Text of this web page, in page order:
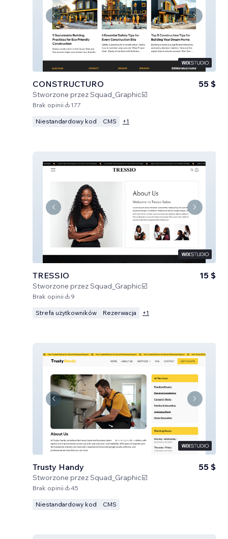
CONSTRUCTURO
Stworzone przezSquad_Graphic☑️
55 $
Brak opinii 177
Niestandardowy kod CMS +1
TRESSIO
Stworzone przezSquad_Graphic☑️
15 $
Brak opinii 9
Strefa użytkowników Rezerwacja +1
Trusty Handy
Stworzone przezSquad_Graphic☑️
55 $
Brak opinii 45
Niestandardowy kod CMS